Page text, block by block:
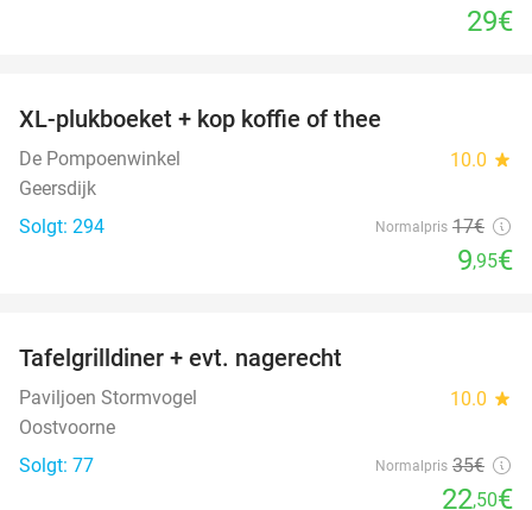
29€
XL-plukboeket + kop koffie of thee
De Pompoenwinkel 10.0 star
Geersdijk
Solgt: 294
Normalpris 17€
9,95€
Tafelgrilldiner + evt. nagerecht
Paviljoen Stormvogel 10.0 star
Oostvoorne
Solgt: 77
Normalpris 35€
22,50€